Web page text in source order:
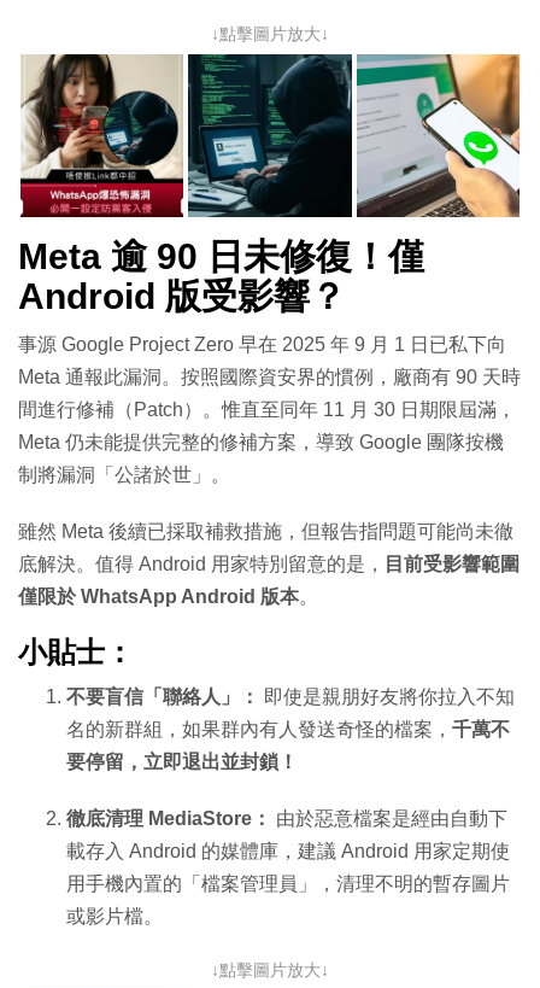
↓點擊圖片放大↓
Meta 逾 90 日未修復！僅
Android 版受影響？
事源 Google Project Zero 早在 2025 年 9 月 1 日已私下向
Meta 通報此漏洞。按照國際資安界的慣例，廠商有 90 天時
間進行修補（Patch）。惟直至同年 11 月 30 日期限屆滿，
Meta 仍未能提供完整的修補方案，導致 Google 團隊按機
制將漏洞「公諸於世」。
雖然 Meta 後續已採取補救措施，但報告指問題可能尚未徹
底解決。值得 Android 用家特別留意的是，
目前受影響範圍
僅限於 WhatsApp Android 版本。
小貼士：
不要盲信「聯絡人」：
即使是親朋好友將你拉入不知
名的新群組，如果群內有人發送奇怪的檔案， 千萬不
要停留，立即退出並封鎖！
徹底清理 MediaStore：
由於惡意檔案是經由自動下
載存入 Android 的媒體庫，建議 Android 用家定期使
用手機內置的「檔案管理員」，清理不明的暫存圖片
或影片檔。
↓點擊圖片放大↓